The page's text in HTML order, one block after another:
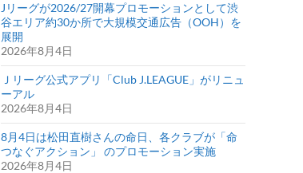
Jリーグが2026/27開幕プロモーションとして渋
谷エリア約30か所で大規模交通広告（OOH）を
展開
2026年8月4日
Ｊリーグ公式アプリ「Club J.LEAGUE」がリニュ
ーアル
2026年8月4日
8月4日は松田直樹さんの命日、各クラブが「命
つなぐアクション」 のプロモーション実施
2026年8月4日